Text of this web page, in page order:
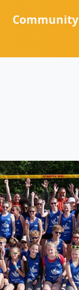
Community